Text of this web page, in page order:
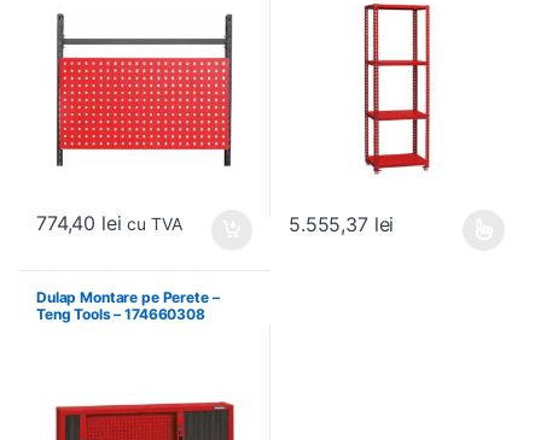
774,40 lei cu TVA 5.555,37 lei
Dulap Montare pe Perete –
Teng Tools – 174660308